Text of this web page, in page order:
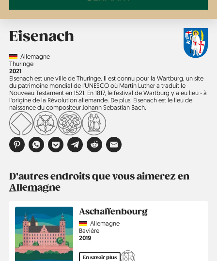
Eisenach
CountryAllemagne
Région
Thuringe
Année
2021
Eisenach est une ville de Thuringe. Il est connu pour la Wartburg, un site
du patrimoine mondial de l'UNESCO où Martin Luther a traduit le
Nouveau Testament en 1521. En 1817, le festival de Wartburg y a eu lieu - à
l'origine de la Révolution allemande. De plus, Eisenach est le lieu de
naissance du compositeur Johann Sebastian Bach.
D'autres endroits que vous aimerez en
Allemagne
Aschaffenbourg
CountryAllemagne
Région
Bavière
Année
2019
En savoir plus